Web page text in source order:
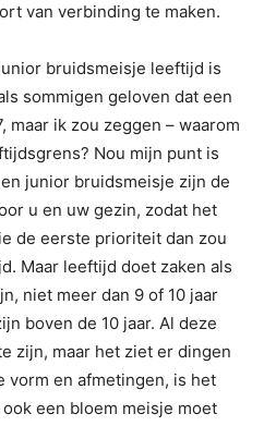
van verbinding te maken.
bruidsmeisje leeftijd is
sommigen geloven dat een
maar ik zou zeggen – waarom
Nou mijn punt is
junior bruidsmeisje zijn de
u en uw gezin, zodat het
de eerste prioriteit dan zou
Maar leeftijd doet zaken als
niet meer dan 9 of 10 jaar
boven de 10 jaar. Al deze
zijn, maar het ziet er dingen
vorm en afmetingen, is het
een bloem meisje moet